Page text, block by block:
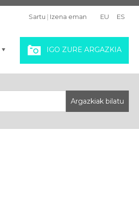
Sartu | Izena eman EU ES
IGO ZURE ARGAZKIA